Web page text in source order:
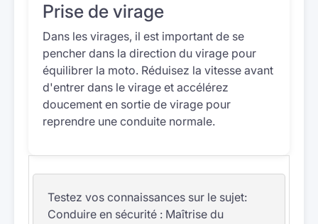
Prise de virage
Dans les virages, il est important de se
pencher dans la direction du virage pour
équilibrer la moto. Réduisez la vitesse avant
d'entrer dans le virage et accélérez
doucement en sortie de virage pour
reprendre une conduite normale.
Testez vos connaissances sur le sujet:
Conduire en sécurité : Maîtrise du